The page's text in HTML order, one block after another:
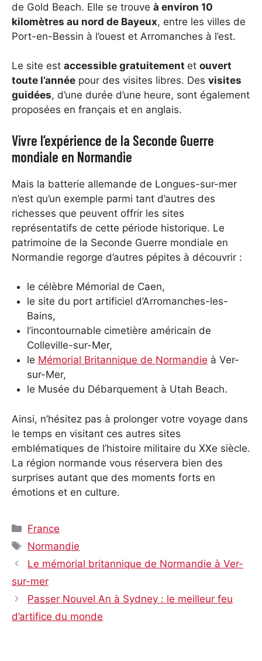
de Gold Beach. Elle se trouve à environ 10
kilomètres au nord de Bayeux, entre les villes de
Port-en-Bessin à l’ouest et Arromanches à l’est.
Le site est accessible gratuitement et ouvert
toute l’année pour des visites libres. Des visites
guidées, d’une durée d’une heure, sont également
proposées en français et en anglais.
Vivre l’expérience de la Seconde Guerre
mondiale en Normandie
Mais la batterie allemande de Longues-sur-mer
n’est qu’un exemple parmi tant d’autres des
richesses que peuvent offrir les sites
représentatifs de cette période historique. Le
patrimoine de la Seconde Guerre mondiale en
Normandie regorge d’autres pépites à découvrir :
le célèbre Mémorial de Caen,
le site du port artificiel d’Arromanches-les-
Bains,
l’incontournable cimetière américain de
Colleville-sur-Mer,
le Mémorial Britannique de Normandie à Ver-
sur-Mer,
le Musée du Débarquement à Utah Beach.
Ainsi, n’hésitez pas à prolonger votre voyage dans
le temps en visitant ces autres sites
emblématiques de l’histoire militaire du XXe siècle.
La région normande vous réservera bien des
surprises autant que des moments forts en
émotions et en culture.
Catégories
France
Étiquettes
Normandie
Le mémorial britannique de Normandie à Ver-
sur-mer
Passer Nouvel An à Sydney : le meilleur feu
d’artifice du monde